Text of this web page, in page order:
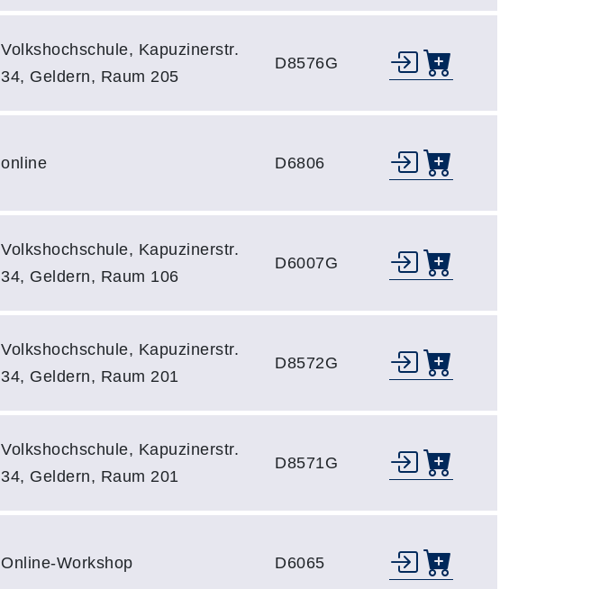
Volkshochschule, Kapuzinerstr.
34, Geldern, Raum 205
D8576G
online D6806
Volkshochschule, Kapuzinerstr.
34, Geldern, Raum 106
D6007G
Volkshochschule, Kapuzinerstr.
34, Geldern, Raum 201
D8572G
Volkshochschule, Kapuzinerstr.
34, Geldern, Raum 201
D8571G
Online-Workshop D6065